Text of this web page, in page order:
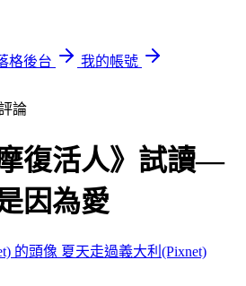
格後台
我的帳號
論
復活人》試讀—
因為愛
夏天走過義大利(Pixnet)